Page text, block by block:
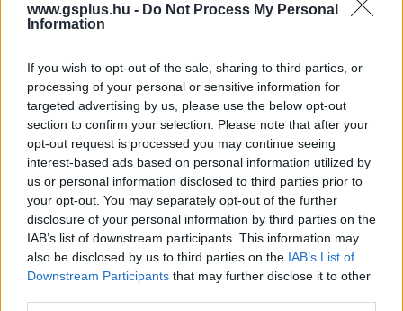
www.gsplus.hu - Do Not Process My Personal
Information
If you wish to opt-out of the sale, sharing to third parties, or
processing of your personal or sensitive information for
targeted advertising by us, please use the below opt-out
section to confirm your selection. Please note that after your
opt-out request is processed you may continue seeing
interest-based ads based on personal information utilized by
us or personal information disclosed to third parties prior to
your opt-out. You may separately opt-out of the further
disclosure of your personal information by third parties on the
IAB’s list of downstream participants. This information may
also be disclosed by us to third parties on the IAB’s List of
Downstream Participants that may further disclose it to other
Ami még váratlan, de különösen érdekes teljesítménye a
filmnek, hogy talán a rendező, Cary Joji Fukunaga, vagy
épp a forgatókönyvírók csapatába behozott Phoebe
Waller-Bridge érdeme (akit zseniális sorozata, a Fleabag
óta a legviccesebb női színésznek tartok), de
elképesztően ügyesen és elegánsan tették nem csak
Bond karakterét, az egész filmet is "2021-
kompatibilissé". Tudom, ez darázsfészek, de nyilván
mindenki tisztában van vele, hogy nagyot változott a
világ, mióta Ian Fleming megálmodta a nőket akár